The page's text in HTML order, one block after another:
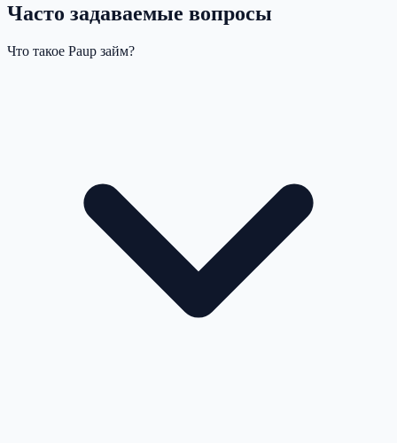
Часто задаваемые вопросы
Что такое Paup займ?